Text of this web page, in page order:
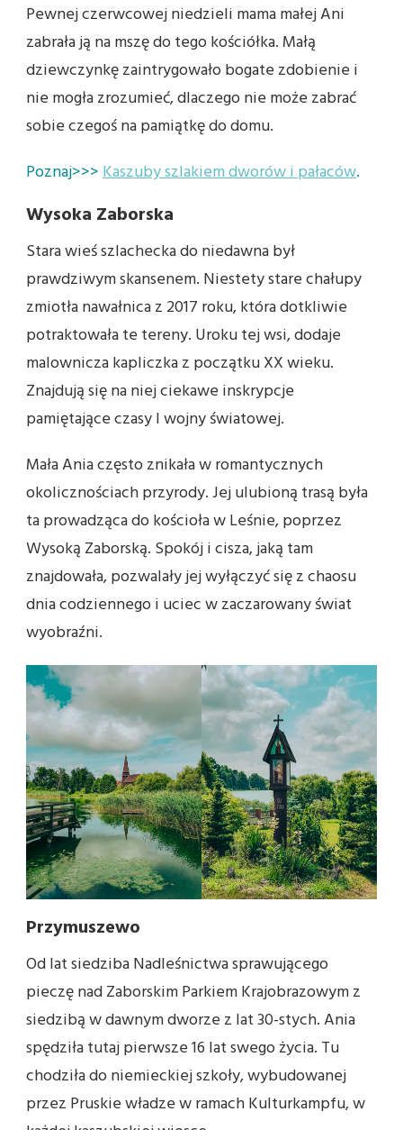
Pewnej czerwcowej niedzieli mama małej Ani
zabrała ją na mszę do tego kościółka. Małą
dziewczynkę zaintrygowało bogate zdobienie i
nie mogła zrozumieć, dlaczego nie może zabrać
sobie czegoś na pamiątkę do domu.
Poznaj>>>Kaszuby szlakiem dworów i pałaców.
Wysoka Zaborska
Stara wieś szlachecka do niedawna był
prawdziwym skansenem. Niestety stare chałupy
zmiotła nawałnica z 2017 roku, która dotkliwie
potraktowała te tereny. Uroku tej wsi, dodaje
malownicza kapliczka z początku XX wieku.
Znajdują się na niej ciekawe inskrypcje
pamiętające czasy I wojny światowej.
Mała Ania często znikała w romantycznych
okolicznościach przyrody. Jej ulubioną trasą była
ta prowadząca do kościoła w Leśnie, poprzez
Wysoką Zaborską. Spokój i cisza, jaką tam
znajdowała, pozwalały jej wyłączyć się z chaosu
dnia codziennego i uciec w zaczarowany świat
wyobraźni.
Przymuszewo
Od lat siedziba Nadleśnictwa sprawującego
pieczę nad Zaborskim Parkiem Krajobrazowym z
siedzibą w dawnym dworze z lat 30-stych. Ania
spędziła tutaj pierwsze 16 lat swego życia. Tu
chodziła do niemieckiej szkoły, wybudowanej
przez Pruskie władze w ramach Kulturkampfu, w